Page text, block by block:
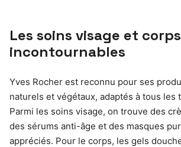
Les soins visage et corps
incontournables
Yves Rocher est reconnu pour ses
naturels et végétaux, adaptés à tous les
Parmi les soins visage, on trouve des
des sérums anti-âge et des masques
appréciés. Pour le corps, les gels